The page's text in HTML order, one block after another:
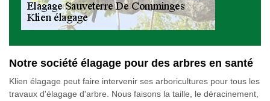
Notre société élagage pour des arbres en santé
Klien élagage peut faire intervenir ses arboricultures pour tous les
travaux d'élagage d'arbre. Nous faisons la taille, le déracinement,